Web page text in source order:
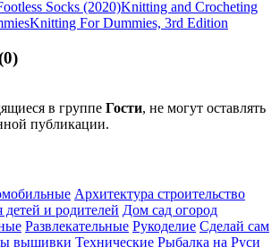
Socks (2020)Knitting and Crocheting
Knitting For Dummies, 3rd Edition
в группе Гости, не могут оставлять
публикации.
Архитектура строительство
детей и родителей Дом сад огород
Развлекательные Рукоделие Сделай сам
вышивки Технические Рыбалка на Руси